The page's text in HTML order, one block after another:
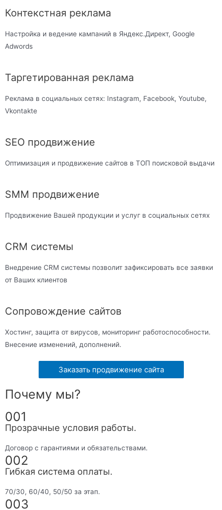
Контекстная реклама
Настройка и ведение кампаний в Яндекс.Директ, Google
Adwords
Таргетированная реклама
Реклама в социальных сетях: Instagram, Facebook, Youtube,
Vkontakte
SEO продвижение
Оптимизация и продвижение сайтов в ТОП поисковой выдачи
SMM продвижение
Продвижение Вашей продукции и услуг в социальных сетях
CRM системы
Внедрение CRM системы позволит зафиксировать все заявки
от Ваших клиентов
Сопровождение сайтов
Хостинг, защита от вирусов, мониторинг работоспособности.
Внесение изменений, дополнений.
Заказать продвижение сайта
Почему мы?
001
Прозрачные условия работы.
Договор с гарантиями и обязательствами.
002
Гибкая система оплаты.
70/30, 60/40, 50/50 за этап.
003